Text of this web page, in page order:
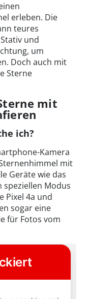
erleben. Die
teures
und
um
Doch auch mit
Sterne
mit
ich?
Kamera
mit
Geräte wie das
speziellen Modus
Pixel 4a und
sogar eine
für Fotos vom